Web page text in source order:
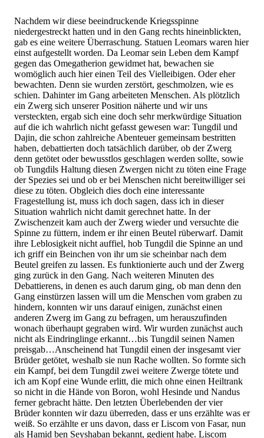
Nachdem wir diese beeindruckende Kriegsspinne
niedergestreckt hatten und in den Gang rechts hineinblickten,
gab es eine weitere Überraschung. Statuen Leomars waren hier
einst aufgestellt worden. Da Leomar sein Leben dem Kampf
gegen das Omegatherion gewidmet hat, bewachen sie
womöglich auch hier einen Teil des Vielleibigen. Oder eher
bewachten. Denn sie wurden zerstört, geschmolzen, wie es
schien. Dahinter im Gang arbeiteten Menschen. Als plötzlich
ein Zwerg sich unserer Position näherte und wir uns
versteckten, ergab sich eine doch sehr merkwürdige Situation
auf die ich wahrlich nicht gefasst gewesen war: Tungdil und
Dajin, die schon zahlreiche Abenteuer gemeinsam bestritten
haben, debattierten doch tatsächlich darüber, ob der Zwerg
denn getötet oder bewusstlos geschlagen werden sollte, sowie
ob Tungdils Haltung diesen Zwergen nicht zu töten eine Frage
der Spezies sei und ob er bei Menschen nicht bereitwilliger sei
diese zu töten. Obgleich dies doch eine interessante
Fragestellung ist, muss ich doch sagen, dass ich in dieser
Situation wahrlich nicht damit gerechnet hatte. In der
Zwischenzeit kam auch der Zwerg wieder und versuchte die
Spinne zu füttern, indem er ihr einen Beutel rüberwarf. Damit
ihre Leblosigkeit nicht auffiel, hob Tungdil die Spinne an und
ich griff ein Beinchen von ihr um sie scheinbar nach dem
Beutel greifen zu lassen. Es funktionierte auch und der Zwerg
ging zurück in den Gang. Nach weiteren Minuten des
Debattierens, in denen es auch darum ging, ob man denn den
Gang einstürzen lassen will um die Menschen vom graben zu
hindern, konnten wir uns darauf einigen, zunächst einen
anderen Zwerg im Gang zu befragen, um herauszufinden
wonach überhaupt gegraben wird. Wir wurden zunächst auch
nicht als Eindringlinge erkannt…bis Tungdil seinen Namen
preisgab…Anscheinend hat Tungdil einen der insgesamt vier
Brüder getötet, weshalb sie nun Rache wollten. So formte sich
ein Kampf, bei dem Tungdil zwei weitere Zwerge tötete und
ich am Kopf eine Wunde erlitt, die mich ohne einen Heiltrank
so nicht in die Hände von Boron, wohl Hesinde und Nandus
ferner gebracht hätte. Den letzten Überlebenden der vier
Brüder konnten wir dazu überreden, dass er uns erzählte was er
weiß. So erzählte er uns davon, dass er Liscom von Fasar, nun
als Hamid ben Seyshaban bekannt, gedient habe. Liscom